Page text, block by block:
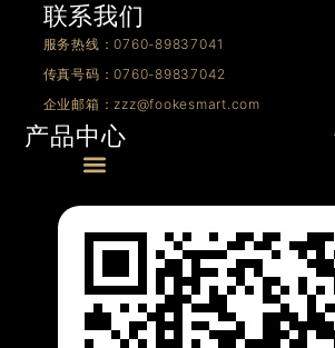
联系我们
服务热线：0760-89837041
传真号码：0760-89837042
企业邮箱：zzz@fookesmart.com
产品中心
Menu